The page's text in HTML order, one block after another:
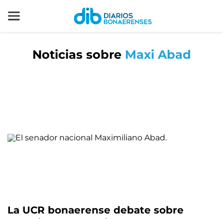
Noticias sobre Maxi Abad
La UCR bonaerense debate sobre